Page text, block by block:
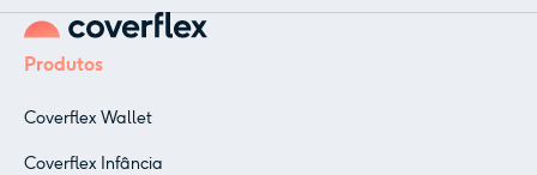
Produtos
Coverflex Wallet
Coverflex Infância